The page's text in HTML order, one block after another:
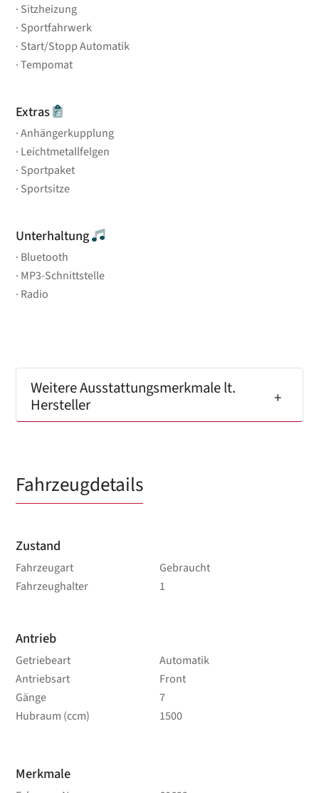
Sitzheizung
Sportfahrwerk
Start/Stopp Automatik
Tempomat
Extras
Anhängerkupplung
Leichtmetallfelgen
Sportpaket
Sportsitze
Unterhaltung
Bluetooth
MP3-Schnittstelle
Radio
Weitere Ausstattungsmerkmale lt.
Hersteller
Fahrzeugdetails
Zustand
Fahrzeugart
Gebraucht
Fahrzeughalter
1
Antrieb
Getriebeart
Automatik
Antriebsart
Front
Gänge
7
Hubraum (ccm)
1500
Merkmale